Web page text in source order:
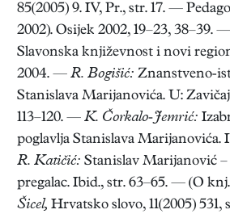
85(2005) 9. IV, Pr., str. 17. —
2002). Osijek 2002, 19–23, 38–39. —
Slavonska književnost i novi
2004. — R. Bogišić: Znanstveno-
Stanislava Marijanovića. U:
113–120. — K. Čorkalo-Jemrić:
poglavlja Stanislava Marijanovića.
R. Katičić: Stanislav Marijanović
pregalac. Ibid., str. 63–65. — (O
Šicel, Hrvatsko slovo, 11(2005)